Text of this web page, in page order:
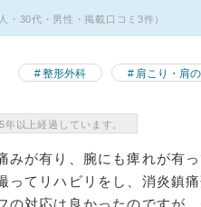
・30代・男性・掲載口コミ3件）
整形外科 肩こり・肩
以上経過しています。
みが有り、腕にも痺れが有っ
ってリハビリをし、消炎鎮痛
の対応は良かったのですが、